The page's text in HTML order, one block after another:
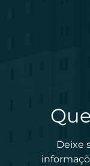
Deixe